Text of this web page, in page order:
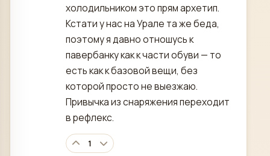
холодильником это прям архетип.
Кстати у нас на Урале та же беда,
поэтому я давно отношусь к
павербанку как к части обуви — то
есть как к базовой вещи, без
которой просто не выезжаю.
Привычка из снаряжения переходит
в рефлекс.
1